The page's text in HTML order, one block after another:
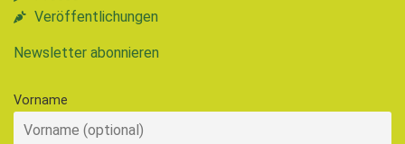
Veröffentlichungen
Newsletter abonnieren
Vorname